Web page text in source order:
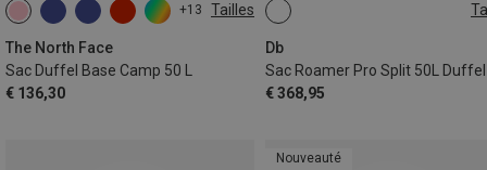
+13 Tailles
The North Face
Sac Duffel Base Camp 50 L
€ 136,30
50L
Db
€ 368,95
50L
Nouveauté